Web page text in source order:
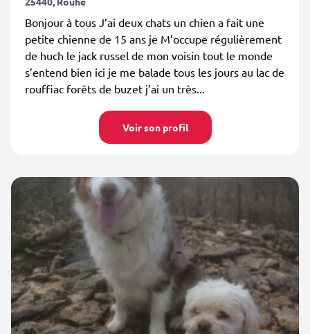
Bonjour à tous J’ai deux chats un chien a fait une
petite chienne de 15 ans je M’occupe régulièrement
de huch le jack russel de mon voisin tout le monde
s’entend bien ici je me balade tous les jours au lac de
rouffiac forêts de buzet j’ai un très...
Voir son profil